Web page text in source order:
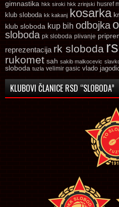
gimnastika hkk siroki hkk zrinjski husref
klub sloboda kk kakanj kosarka
klub sloboda kup bih odbojka
sloboda pk sloboda plivanje
reprezentacija rk sloboda
rukomet sah sakib malkocevic
sloboda tuzla velimir gasic vlado
KLUBOVI ČLANICE RSD “SLOBODA”